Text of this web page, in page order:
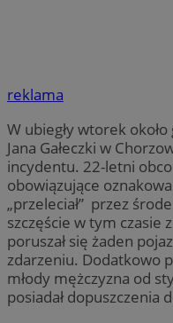
reklama
W ubiegły wtorek
Jana Gałeczki w
incydentu. 22-letni
obowiązujące
„przeleciał” przez
szczęście w tym czasie
poruszał się żaden
zdarzeniu. Dodatkowo
młody mężczyzna od
posiadał dopuszczenia